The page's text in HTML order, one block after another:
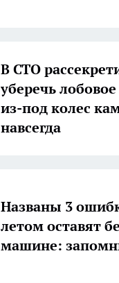
В СТО
уберечь
из-под колес
навсегда
Названы 3
летом оставят
машине: